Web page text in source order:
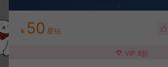
¥ 50 星钻
VIP 8折